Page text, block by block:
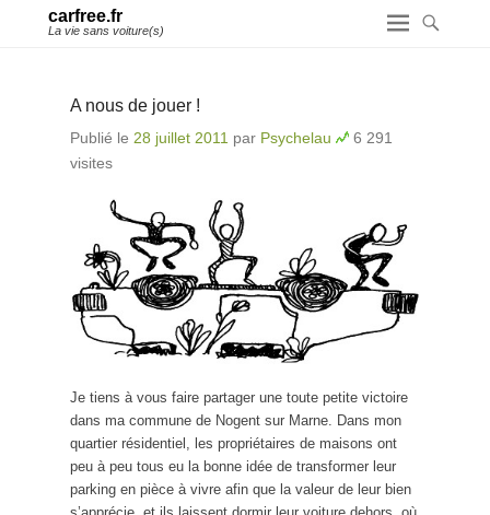
carfree.fr
La vie sans voiture(s)
A nous de jouer !
Publié le 28 juillet 2011 par Psychelau
6 291
visites
Je tiens à vous faire partager une toute petite victoire
dans ma commune de Nogent sur Marne. Dans mon
quartier résidentiel, les propriétaires de maisons ont
peu à peu tous eu la bonne idée de transformer leur
parking en pièce à vivre afin que la valeur de leur bien